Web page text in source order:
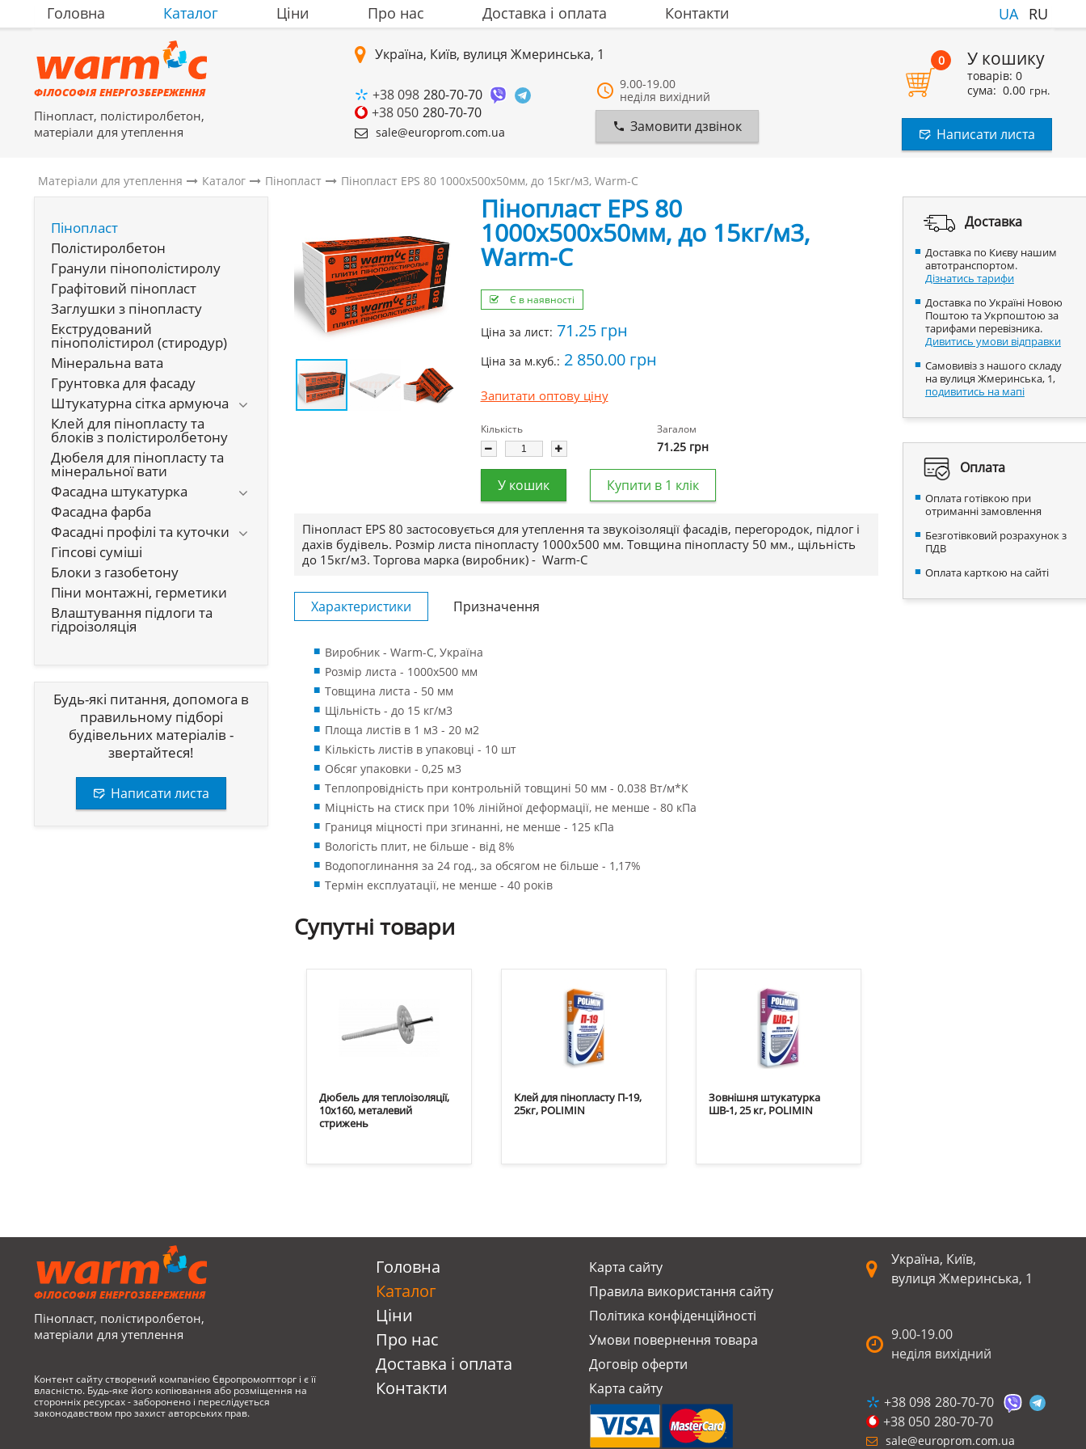
Головна Каталог Ціни Про нас Доставка i оплата Контакти UA RU
ФІЛОСОФІЯ ЕНЕРГОЗБЕРЕЖЕННЯ
Пінопласт, полістиролбетон,
матеріали для утеплення
Україна, Київ, вулиця Жмеринська, 1
+38 098 280-70-70
+38 050 280-70-70
sale@europrom.com.ua
9.00-19.00
неділя вихідний
Замовити дзвінок
0 У кошику
товарів: 0
сума: 0.00 грн.
Написати листа
Матеріали для утеплення Каталог Пінопласт Пінопласт EPS 80 1000х500х50мм, до 15кг/м3, Warm-C
Пінопласт
Полістиролбетон
Гранули пінополістиролу
Графітовий пінопласт
Заглушки з пінопласту
Екструдований
пінополістирол (стиродур)
Мінеральна вата
Грунтовка для фасаду
Штукатурна сітка армуюча
Клей для пінопласту та
блоків з полістиролбетону
Дюбеля для пінопласту та
мінеральної вати
Фасадна штукатурка
Фасадна фарба
Фасадні профілі та куточки
Гіпсові суміші
Блоки з газобетону
Піни монтажні, герметики
Влаштування підлоги та
гідроізоляція
Будь-які питання, допомога в
правильному підборі
будівельних матеріалів -
звертайтеся!
Написати листа
Пінопласт EPS 80
1000х500х50мм, до 15кг/м3,
Warm-C
Є в наявності
Ціна за лист: 71.25 грн
Ціна за м.куб.: 2 850.00 грн
Запитати оптову ціну
Кількість Загалом
71.25 грн
У кошик Купити в 1 клік
Пінопласт EPS 80 застосовується для утеплення та звукоізоляції фасадів, перегородок, підлог і
дахів будівель. Розмір листа пінопласту 1000х500 мм. Товщина пінопласту 50 мм., щільність
до 15кг/м3. Торгова марка (виробник) - Warm-C
Характеристики Призначення
Виробник - Warm-C, Україна
Розмір листа - 1000x500 мм
Товщина листа - 50 мм
Щільність - до 15 кг/м3
Площа листів в 1 м3 - 20 м2
Кількість листів в упаковці - 10 шт
Обсяг упаковки - 0,25 м3
Теплопровідність при контрольній товщині 50 мм - 0.038 Вт/м*К
Міцність на стиск при 10% лінійної деформації, не менше - 80 кПа
Границя міцності при згинанні, не менше - 125 кПа
Вологість плит, не більше - від 8%
Водопоглинання за 24 год., за обсягом не більше - 1,17%
Термін експлуатації, не менше - 40 років
Супутні товари
Дюбель для теплоізоляції,
10х160, металевий
стрижень
Клей для пінопласту П-19,
25кг, POLIMIN
Зовнішня штукатурка
ШВ-1, 25 кг, POLIMIN
Доставка
Доставка по Києву нашим
автотранспортом.
Дізнатись тарифи
Доставка по Україні Новою
Поштою та Укрпоштою за
тарифами перевізника.
Дивитись умови відправки
Самовивіз з нашого складу
на вулиця Жмеринська, 1,
подивитись на мапі
Оплата
Оплата готівкою при
отриманні замовлення
Безготівковий розрахунок з
ПДВ
Оплата карткою на сайті
ФІЛОСОФІЯ ЕНЕРГОЗБЕРЕЖЕННЯ
Пінопласт, полістиролбетон,
матеріали для утеплення
Контент сайту створений компанією Європромоптторг і є її
власністю. Будь-яке його копіювання або розміщення на
сторонніх ресурсах - заборонено і переслідується
законодавством про захист авторських прав.
Головна
Каталог
Ціни
Про нас
Доставка i оплата
Контакти
Карта сайту
Правила використання сайту
Політика конфіденційності
Умови повернення товарa
Договір оферти
Карта сайту
Україна, Київ,
вулиця Жмеринська, 1
9.00-19.00
неділя вихідний
+38 098 280-70-70
+38 050 280-70-70
sale@europrom.com.ua